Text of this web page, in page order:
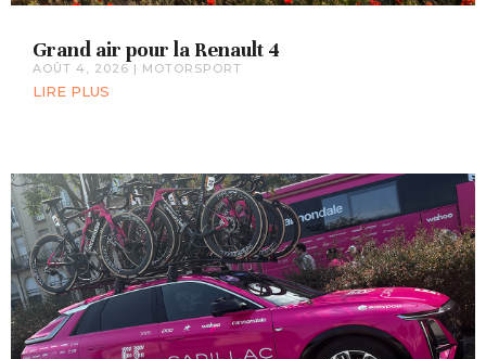
Grand air pour la Renault 4
AOÛT 4, 2026 | MOTORSPORT
LIRE PLUS